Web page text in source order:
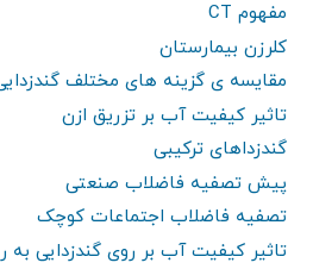
مفهوم CT
کلرزن بیمارستان
مقایسه ی گزینه های مختلف
تاثیر کیفیت آب بر تزریق ازن
گندزداهای ترکیبی
پیش تصفیه فاضلاب صنعتی
تصفیه فاضلاب اجتماعات کوچک
تاثیر کیفیت آب بر روی گندزدایی به